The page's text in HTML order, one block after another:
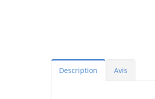
Description Avis